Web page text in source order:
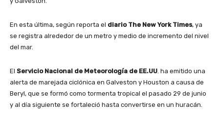
En esta última, según reporta el diario The New York Times, ya
se registra alrededor de un metro y medio de incremento del nivel
del mar.
El Servicio Nacional de Meteorología de EE.UU . ha emitido una
alerta de marejada ciclónica en Galveston y Houston a causa de
Beryl, que se formó como tormenta tropical el pasado 29 de junio
y al día siguiente se fortaleció hasta convertirse en un huracán.